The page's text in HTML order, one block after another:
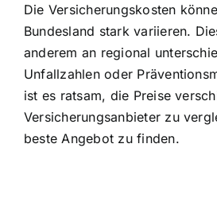
Die Versicherungskosten
Bundesland stark variieren.
anderem an regional
Unfallzahlen oder
ist es ratsam, die Preise
Versicherungsanbieter zu
beste Angebot zu finden.